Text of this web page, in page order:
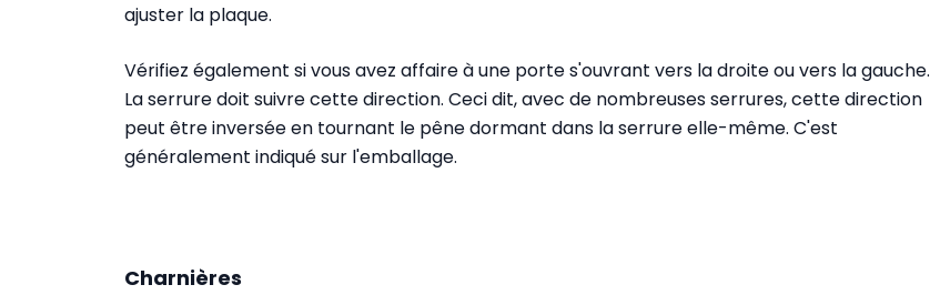
ajuster la plaque.
Vérifiez également si vous avez affaire à une porte s'ouvrant vers la droite ou vers la gauche.
La serrure doit suivre cette direction. Ceci dit, avec de nombreuses serrures, cette direction
peut être inversée en tournant le pêne dormant dans la serrure elle-même. C'est
généralement indiqué sur l'emballage.
Charnières